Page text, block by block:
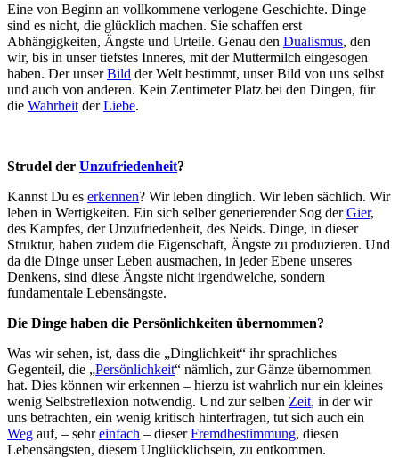
Eine von Beginn an vollkommene verlogene Geschichte. Dinge
sind es nicht, die glücklich machen. Sie schaffen erst
Abhängigkeiten, Ängste und Urteile. Genau den Dualismus, den
wir, bis in unser tiefstes Inneres, mit der Muttermilch eingesogen
haben. Der unserBild der Welt bestimmt, unser Bild von uns selbst
und auch von anderen. Kein Zentimeter Platz bei den Dingen, für
die Wahrheit derLiebe.
Strudel der Unzufriedenheit?
Kannst Du es erkennen? Wir leben dinglich. Wir leben sächlich. Wir
leben in Wertigkeiten. Ein sich selber generierender Sog derGier,
des Kampfes, der Unzufriedenheit, des Neids. Dinge, in dieser
Struktur, haben zudem die Eigenschaft, Ängste zu produzieren. Und
da die Dinge unser Leben ausmachen, in jeder Ebene unseres
Denkens, sind diese Ängste nicht irgendwelche, sondern
fundamentale Lebensängste.
Die Dinge haben die Persönlichkeiten übernommen?
Was wir sehen, ist, dass die „Dinglichkeit“ ihr sprachliches
Gegenteil, die „Persönlichkeit“ nämlich, zur Gänze übernommen
hat. Dies können wir erkennen – hierzu ist wahrlich nur ein kleines
wenig Selbstreflexion notwendig. Und zur selben Zeit, in der wir
uns betrachten, ein wenig kritisch hinterfragen, tut sich auch ein
Weg auf, – sehreinfach – dieserFremdbestimmung, diesen
Lebensängsten, diesem Unglücklichsein, zu entkommen.